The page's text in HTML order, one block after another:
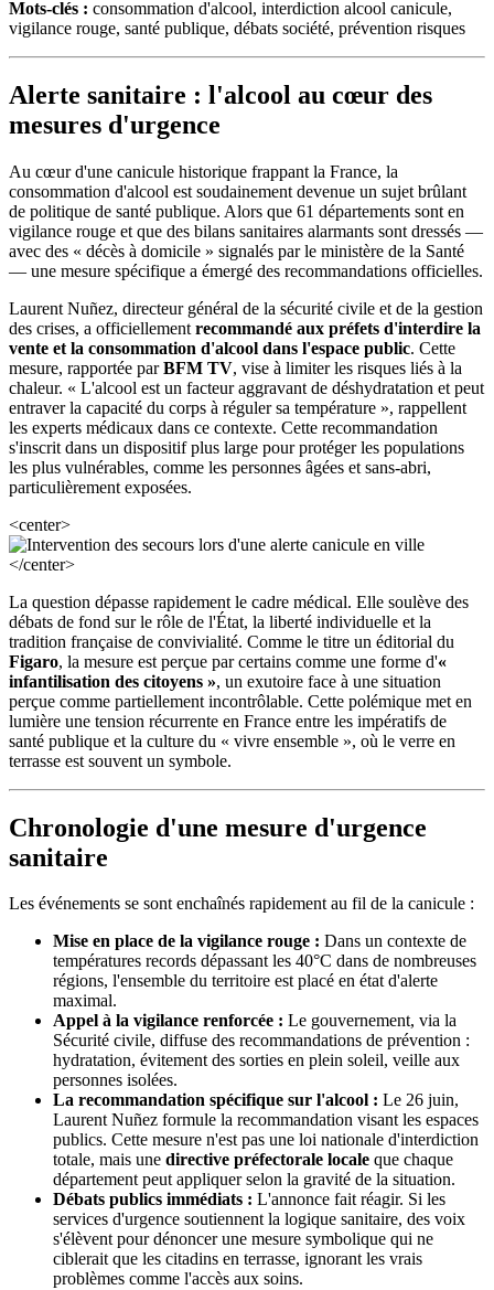
Mots-clés : consommation d'alcool, interdiction alcool canicule,
vigilance rouge, santé publique, débats société, prévention risques
Alerte sanitaire : l'alcool au cœur des
mesures d'urgence
Au cœur d'une canicule historique frappant la France, la
consommation d'alcool est soudainement devenue un sujet brûlant
de politique de santé publique. Alors que 61 départements sont en
vigilance rouge et que des bilans sanitaires alarmants sont dressés —
avec des « décès à domicile » signalés par le ministère de la Santé
— une mesure spécifique a émergé des recommandations officielles.
Laurent Nuñez, directeur général de la sécurité civile et de la gestion
des crises, a officiellement recommandé aux préfets d'interdire la
vente et la consommation d'alcool dans l'espace public. Cette
mesure, rapportée parBFM TV, vise à limiter les risques liés à la
chaleur. « L'alcool est un facteur aggravant de déshydratation et peut
entraver la capacité du corps à réguler sa température », rappellent
les experts médicaux dans ce contexte. Cette recommandation
s'inscrit dans un dispositif plus large pour protéger les populations
les plus vulnérables, comme les personnes âgées et sans-abri,
particulièrement exposées.
<center>
</center>
La question dépasse rapidement le cadre médical. Elle soulève des
débats de fond sur le rôle de l'État, la liberté individuelle et la
tradition française de convivialité. Comme le titre un éditorial du
Figaro, la mesure est perçue par certains comme une forme d'«
infantilisation des citoyens », un exutoire face à une situation
perçue comme partiellement incontrôlable. Cette polémique met en
lumière une tension récurrente en France entre les impératifs de
santé publique et la culture du « vivre ensemble », où le verre en
terrasse est souvent un symbole.
Chronologie d'une mesure d'urgence
sanitaire
Les événements se sont enchaînés rapidement au fil de la canicule :
Mise en place de la vigilance rouge : Dans un contexte de
températures records dépassant les 40°C dans de nombreuses
régions, l'ensemble du territoire est placé en état d'alerte
maximal.
Appel à la vigilance renforcée : Le gouvernement, via la
Sécurité civile, diffuse des recommandations de prévention :
hydratation, évitement des sorties en plein soleil, veille aux
personnes isolées.
La recommandation spécifique sur l'alcool : Le 26 juin,
Laurent Nuñez formule la recommandation visant les espaces
publics. Cette mesure n'est pas une loi nationale d'interdiction
totale, mais une directive préfectorale locale que chaque
département peut appliquer selon la gravité de la situation.
Débats publics immédiats : L'annonce fait réagir. Si les
services d'urgence soutiennent la logique sanitaire, des voix
s'élèvent pour dénoncer une mesure symbolique qui ne
ciblerait que les citadins en terrasse, ignorant les vrais
problèmes comme l'accès aux soins.